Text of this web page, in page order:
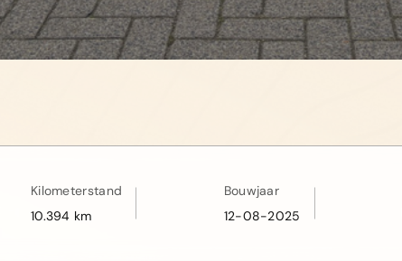
Kilometerstand
10.394 km
Bouwjaar
12-08-2025